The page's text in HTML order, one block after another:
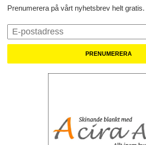
Prenumerera på vårt nyhetsbrev helt gratis.